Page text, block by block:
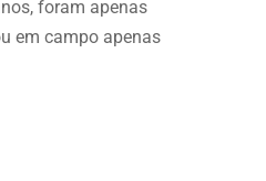
foram apenas
em campo apenas